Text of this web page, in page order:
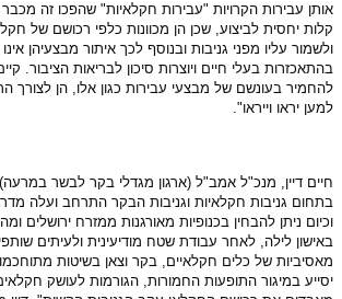
אותן עבירות הקרויות "עבירות חקלאיות" שהפכו זה
קלות יחסית לביצוע, שכן הן מכוונות כלפי רכושם של
ולשמור עליו מפני גניבות ובנוסף לכך איתור מבצעיהן
בהתאכזרות בעלי חיים ויוצרות סיכון לבריאות הציבור.
להחמיר בעונשם של מבצעי עבירות כגון אלו, הן לצורך
למען יראו וייראו".
חיים דיין, מנכ"ל אמב"ל (ארגון מגדלי בקר לבשר
בתחום גניבות חקלאיות וגניבות הבקר התרחב ועלה
וכיום ניתן להבחין בכנופיות מאורגנות ממזרח ירושלים
באישון לילה, לאחר עבודת שטח מודיעינית ולעיתים
מאסיביות של כלים חקלאיים, בקר וצאן בשיטות
יסייע במיגור התופעות החמורות, הגורמות לעושק